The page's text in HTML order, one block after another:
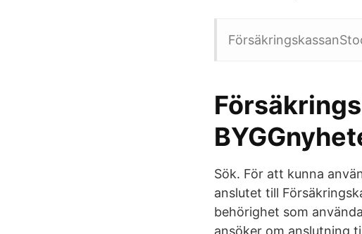
Sök. För att kunna
anslutet till
behörighet som
ansöker om anslutning